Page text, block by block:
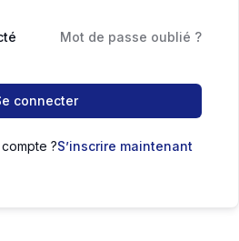
Mot de passe oublié ?
connecter
?S’inscrire maintenant